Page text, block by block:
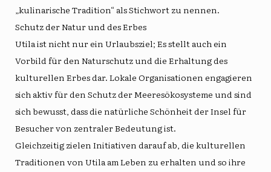
„kulinarische Tradition“ als Stichwort zu nennen.
Schutz der Natur und des Erbes
Utila ist nicht nur ein Urlaubsziel; Es stellt auch ein
Vorbild für den Naturschutz und die Erhaltung des
kulturellen Erbes dar. Lokale Organisationen engagieren
sich aktiv für den Schutz der Meeresökosysteme und sind
sich bewusst, dass die natürliche Schönheit der Insel für
Besucher von zentraler Bedeutung ist.
Gleichzeitig zielen Initiativen darauf ab, die kulturellen
Traditionen von Utila am Leben zu erhalten und so ihre